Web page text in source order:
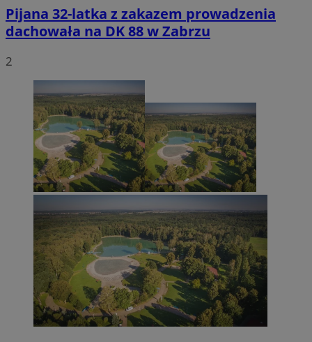
Pijana 32-latka z zakazem prowadzenia
dachowała na DK 88 w Zabrzu
2